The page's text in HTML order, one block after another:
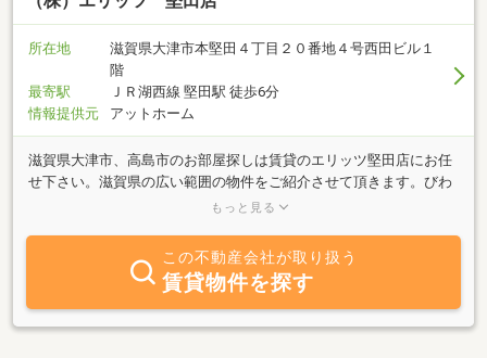
所在地
滋賀県大津市本堅田４丁目２０番地４号西田ビル１
階
最寄駅
ＪＲ湖西線 堅田駅 徒歩6分
情報提供元
アットホーム
滋賀県大津市、高島市のお部屋探しは賃貸のエリッツ堅田店にお任
せ下さい。滋賀県の広い範囲の物件をご紹介させて頂きます。びわ
湖成蹊スポーツ大学、成安造形大学、堅田看護専門学校に入学予
物件をご紹介させていただきます！初めての一人暮らし、初めての
お部屋探しの方もご安心下さい。圧倒的物件数と弊社スタッフが親
切、丁寧に物件をご紹介致します。法人契約のお客様も多数の社宅
代行業者とも提携しておりますので、安心してお部屋探しをお任せ
下さい。些細なご相談も何なりとお申し付けください。
もっと見る
この不動産会社が取り扱う
賃貸物件を探す